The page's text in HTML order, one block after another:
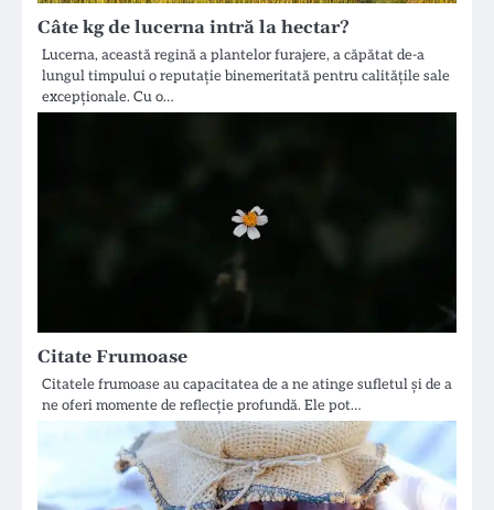
Câte kg de lucerna intră la hectar?
Lucerna, această regină a plantelor furajere, a căpătat de-a
lungul timpului o reputație binemeritată pentru calitățile sale
excepționale. Cu o…
Citate Frumoase
Citatele frumoase au capacitatea de a ne atinge sufletul și de a
ne oferi momente de reflecție profundă. Ele pot…